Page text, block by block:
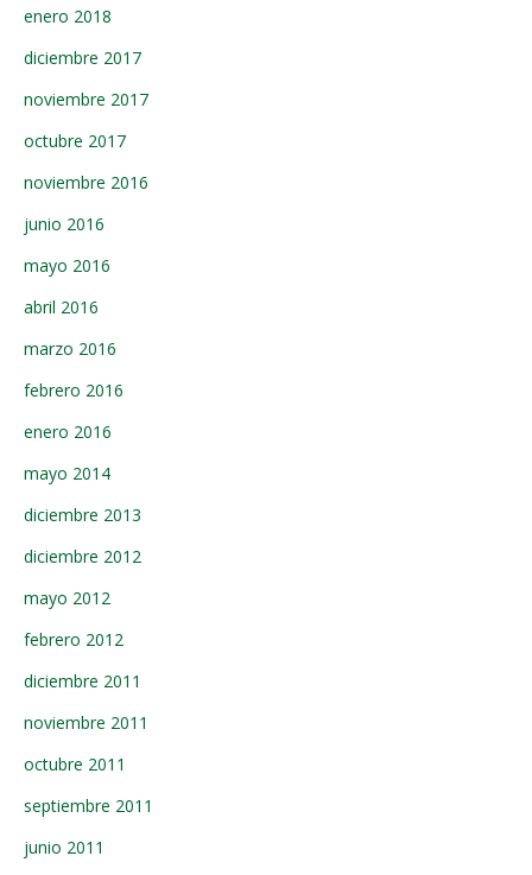
enero 2018
diciembre 2017
noviembre 2017
octubre 2017
noviembre 2016
junio 2016
mayo 2016
abril 2016
marzo 2016
febrero 2016
enero 2016
mayo 2014
diciembre 2013
diciembre 2012
mayo 2012
febrero 2012
diciembre 2011
noviembre 2011
octubre 2011
septiembre 2011
junio 2011